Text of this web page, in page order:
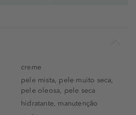
creme
pele mista, pele muito seca,
pele oleosa, pele seca
hidratante, manutenção